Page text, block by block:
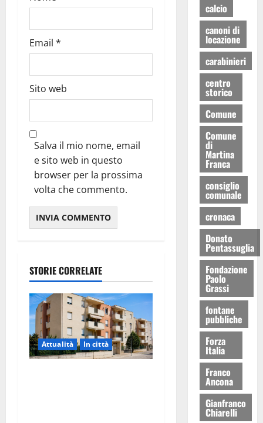
Email *
Sito web
Salva il mio nome, email
e sito web in questo
browser per la prossima
volta che commento.
STORIE CORRELATE
Attualità In città
calcio
canoni di
locazione
carabinieri
centro
storico
Comune
Comune
di
Martina
Franca
consiglio
comunale
cronaca
Donato
Pentassuglia
Fondazione
Paolo
Grassi
fontane
pubbliche
Forza
Italia
Franco
Ancona
Gianfranco
Chiarelli